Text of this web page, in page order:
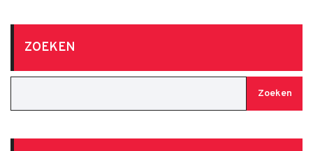
ZOEKEN
Zoeken